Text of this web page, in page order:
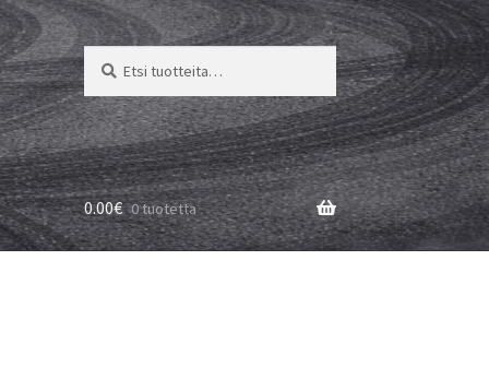
Etsi:
Haku
0.00€ 0 tuotetta